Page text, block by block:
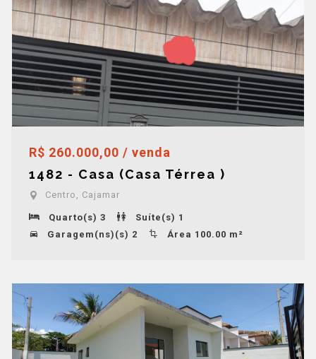
R$ 260.000,00 / venda
1482 - Casa (Casa Térrea )
Centro, Cajamar
Quarto(s) 3
Suíte(s) 1
Garagem(ns)(s) 2
Área 100.00 m²